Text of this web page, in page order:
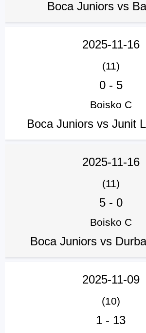
Boca Juniors vs
2025-11-16
(11)
0- 5
Boisko C
Boca Juniors vs Junit
2025-11-16
(11)
5- 0
Boisko C
Boca Juniors vs
2025-11-09
(10)
1 - 13